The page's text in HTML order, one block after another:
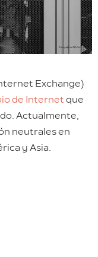
Exchange)
de Internet que
Actualmente,
neutrales en
y Asia.